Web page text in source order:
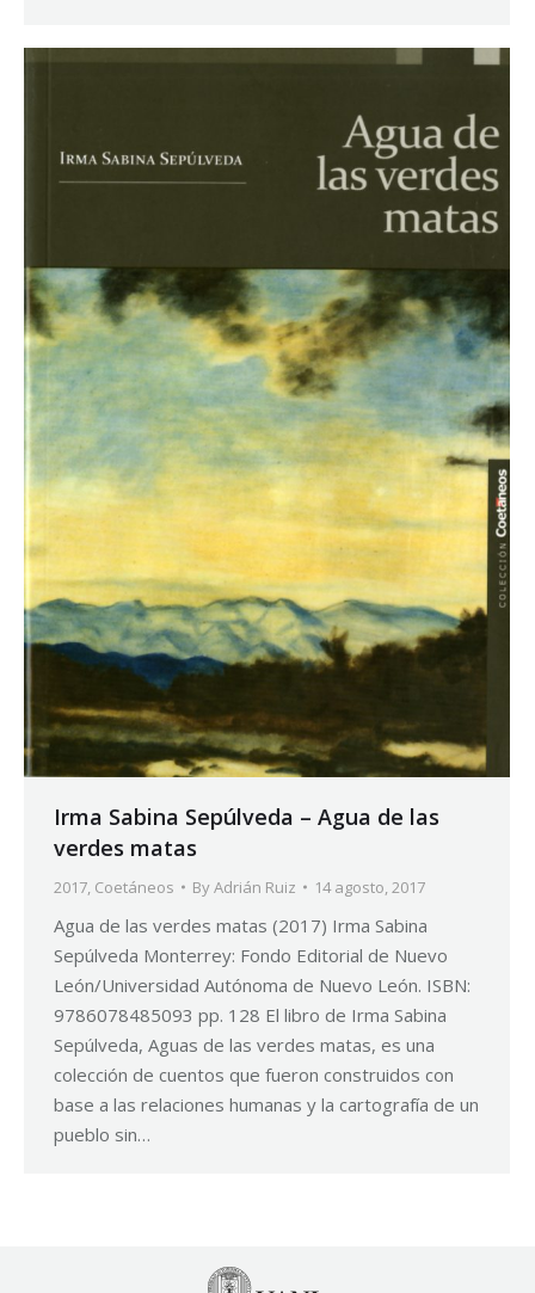
Irma Sabina Sepúlveda – Agua de las
verdes matas
2017, Coetáneos ByAdrián Ruiz 14 agosto, 2017
Agua de las verdes matas (2017) Irma Sabina
Sepúlveda Monterrey: Fondo Editorial de Nuevo
León/Universidad Autónoma de Nuevo León. ISBN:
9786078485093 pp. 128 El libro de Irma Sabina
Sepúlveda, Aguas de las verdes matas, es una
colección de cuentos que fueron construidos con
base a las relaciones humanas y la cartografía de un
pueblo sin…